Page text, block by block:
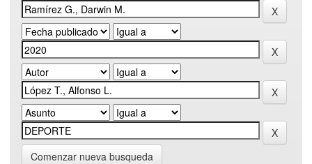
Comenzar nueva busqueda